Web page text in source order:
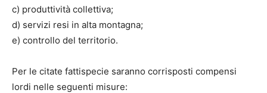
c) produttività collettiva;
d) servizi resi in alta montagna;
e) controllo del territorio.
Per le citate fattispecie saranno corrisposti compensi
lordi nelle seguenti misure: